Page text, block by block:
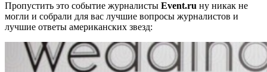
Пропустить это событие журналисты Event.ru ну никак не
могли и собрали для вас лучшие вопросы журналистов и
лучшие ответы американских звезд: